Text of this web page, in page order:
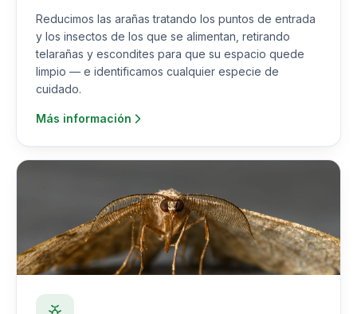
Reducimos las arañas tratando los puntos de entrada
y los insectos de los que se alimentan, retirando
telarañas y escondites para que su espacio quede
limpio — e identificamos cualquier especie de
cuidado.
Más información